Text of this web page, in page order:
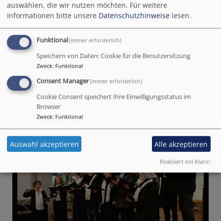
Christuskirche, Surauer Str. 3, wurde von
musikalisch wunderbar ausgestaltet.
Hier ein Bild aus dem Gottesdienst
auswählen, die wir nutzen möchten. Für weitere
Informationen bitte unsere Datenschutzhinweise lesen.
Funktional(immer erforderlich)
Speichern von Daten: Cookie für die Benutzersitzung
Zweck: Funktional
Consent Manager(immer erforderlich)
Cookie Consent speichert Ihre Einwilligungsstatus im
Browser
Zweck: Funktional
Auswahl akzeptieren Alle akzeptieren
Realisiert mit Klaro!